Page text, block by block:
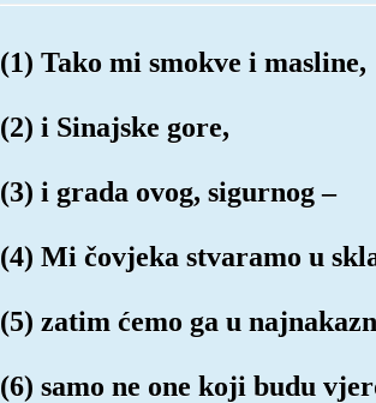
(1) Tako mi smokve i masline,
(2) i Sinajske gore,
(3) i grada ovog, sigurnog –
(4) Mi čovjeka stvaramo u
(5) zatim ćemo ga u
(6) samo ne one koji budu